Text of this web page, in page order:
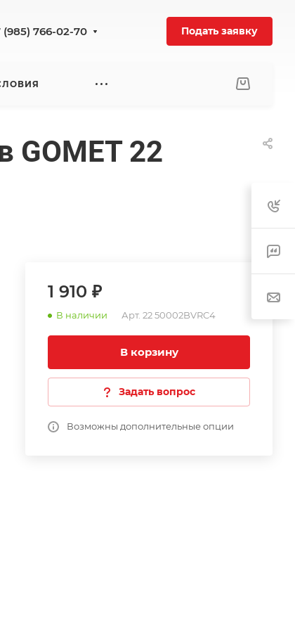
(985) 766-02-70 Подать заявку
GOMET 22
1 910 ₽
В наличии Арт. 22 50002BVRC4
В корзину
Задать вопрос
Возможны дополнительные опции